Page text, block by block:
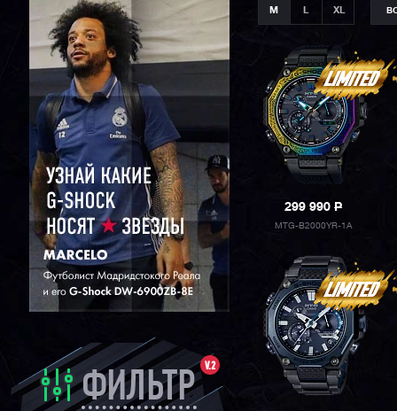
ВСЕ CASIO
CASIO G-SHOCK
CASIO BABY-G
CASIO PRO TREK
CASIO EDIFICE
CITIZEN
SEIKO
ORIENT
V.2
ФИЛЬТР
M XL
299 990P
MTG-B2000YR-1A